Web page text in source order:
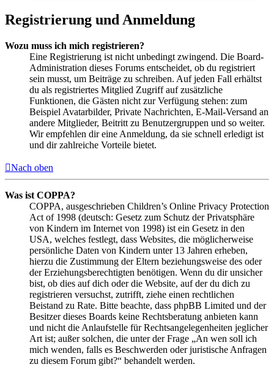
Registrierung und Anmeldung
Wozu muss ich mich registrieren?
Eine Registrierung ist nicht unbedingt zwingend. Die Board-
Administration dieses Forums entscheidet, ob du registriert
sein musst, um Beiträge zu schreiben. Auf jeden Fall erhältst
du als registriertes Mitglied Zugriff auf zusätzliche
Funktionen, die Gästen nicht zur Verfügung stehen: zum
Beispiel Avatarbilder, Private Nachrichten, E-Mail-Versand an
andere Mitglieder, Beitritt zu Benutzergruppen und so weiter.
Wir empfehlen dir eine Anmeldung, da sie schnell erledigt ist
und dir zahlreiche Vorteile bietet.
Nach oben
Was ist COPPA?
COPPA, ausgeschrieben Children’s Online Privacy Protection
Act of 1998 (deutsch: Gesetz zum Schutz der Privatsphäre
von Kindern im Internet von 1998) ist ein Gesetz in den
USA, welches festlegt, dass Websites, die möglicherweise
persönliche Daten von Kindern unter 13 Jahren erheben,
hierzu die Zustimmung der Eltern beziehungsweise des oder
der Erziehungsberechtigten benötigen. Wenn du dir unsicher
bist, ob dies auf dich oder die Website, auf der du dich zu
registrieren versuchst, zutrifft, ziehe einen rechtlichen
Beistand zu Rate. Bitte beachte, dass phpBB Limited und der
Besitzer dieses Boards keine Rechtsberatung anbieten kann
und nicht die Anlaufstelle für Rechtsangelegenheiten jeglicher
Art ist; außer solchen, die unter der Frage „An wen soll ich
mich wenden, falls es Beschwerden oder juristische Anfragen
zu diesem Forum gibt?“ behandelt werden.